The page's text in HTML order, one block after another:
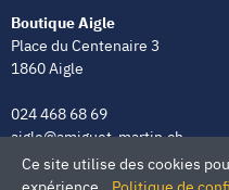
Boutique Aigle
Place du Centenaire 3
1860 Aigle
024 468 68 69
aigle@amiguet-martin.ch
Lundi - Vendredi 8h00 - 12h00 |
Ce site utilise des cookies